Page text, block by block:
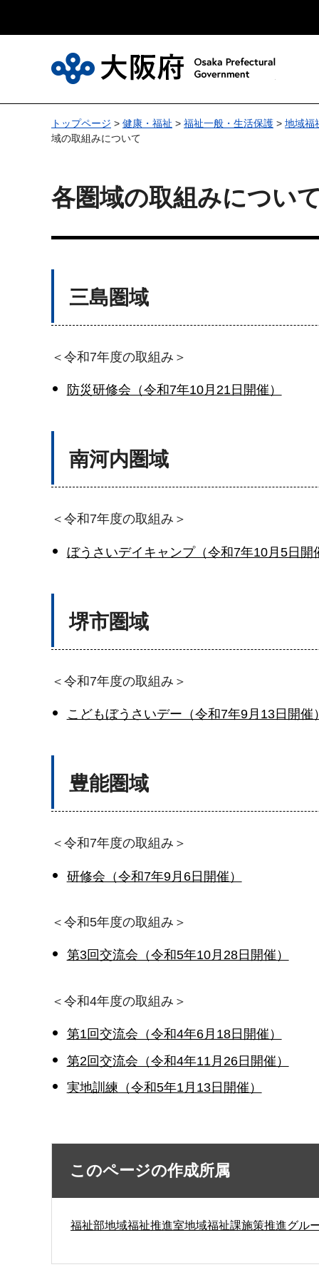
トップページ > 健康・福祉 > 福祉一般・生活保護 > 地域福
域の取組みについて
各圏域の取組みについ
三島圏域
＜令和7年度の取組み＞
防災研修会（令和7年10月21日開催）
南河内圏域
＜令和7年度の取組み＞
ぼうさいデイキャンプ（令和7年10月5日開
堺市圏域
＜令和7年度の取組み＞
こどもぼうさいデー（令和7年9月13日開催
豊能圏域
＜令和7年度の取組み＞
研修会（令和7年9月6日開催）
＜令和5年度の取組み＞
第3回交流会（令和5年10月28日開催）
＜令和4年度の取組み＞
第1回交流会（令和4年6月18日開催）
第2回交流会（令和4年11月26日開催）
実地訓練（令和5年1月13日開催）
このページの作成所属
福祉部地域福祉推進室地域福祉課施策推進グル